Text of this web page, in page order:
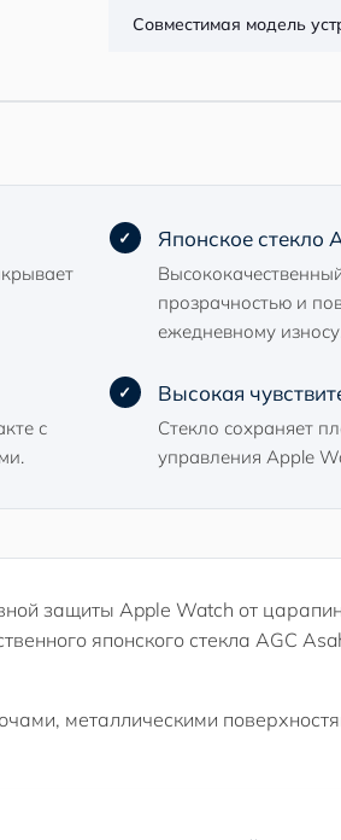
Совместимая модель
Японское стекло
прозрачностью и
ежедневному
с
Высокая
Стекло сохраняет
управления Apple
защиты Apple Watch от
японского стекла AGC
металлическими